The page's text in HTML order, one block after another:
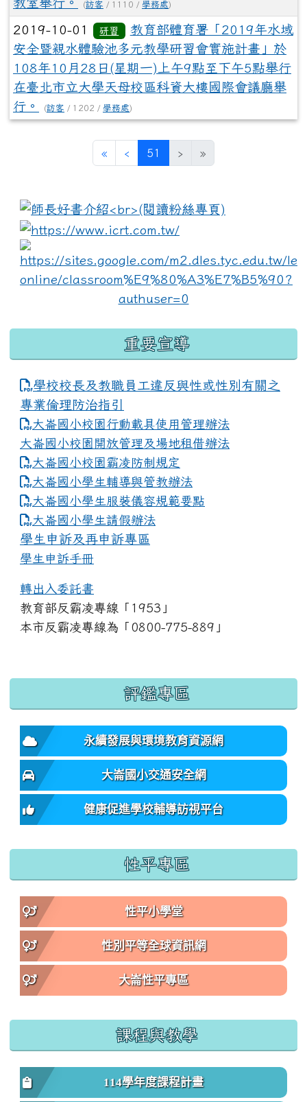
(訪客 / 1110 / 學務處)
2019-10-01 研習
教育部體育署「2019年水域
安全暨親水體驗池多元教學研習會實施計畫」於
108年10月28日(星期一)上午9點至下午5點舉行
在臺北市立大學天母校區科資大樓國際會議廳舉
行。
(訪客 / 1202 / 學務處)
« ‹ 51 (current)
› »
link to https://
重要宣導
學校校長及教職員工違反與性或性別有關之
專業倫理防治指引
大崙國小校園行動載具使用管理辦法
大崙國小校園開放管理及場地租借辦法
大崙國小校園霸凌防制規定
大崙國小學生輔導與管教辦法
大崙國小學生服裝儀容規範要點
link to https://www.dles.tyc.edu.tw/uploads/
大崙國小學生請假辦法
學生申訴及再申訴專區
學生申訴手冊
轉出入委託書
教育部反霸凌專線「1953」
本市反霸凌專線為「0800-775-889」
:::
評鑑專區
永續發展與環境教育資源網
大崙國小交通安全網
健康促進學校輔導訪視平台
性平專區
性平小學堂
性別平等全球資訊網
大崙性平專區
課程與教學
114學年度課程計畫